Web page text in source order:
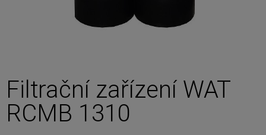
Filtrační zařízení WAT
RCMB 1310